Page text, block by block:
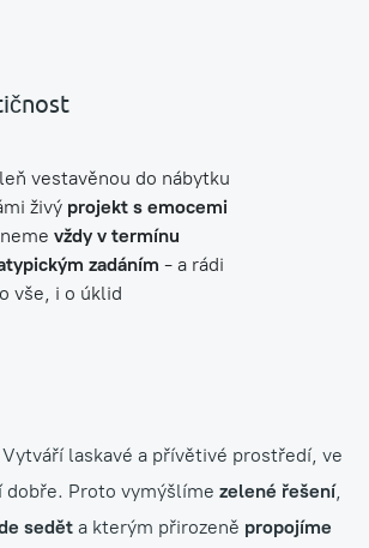
vestavěnou do nábytku
živý projekt s emocemi
vždy v termínu
zadáním - a rádi
vše, i o úklid
laskavé a přívětivé prostředí, ve
Proto vymýšlíme zelené řešení,
sedět a kterým přirozeně propojíme